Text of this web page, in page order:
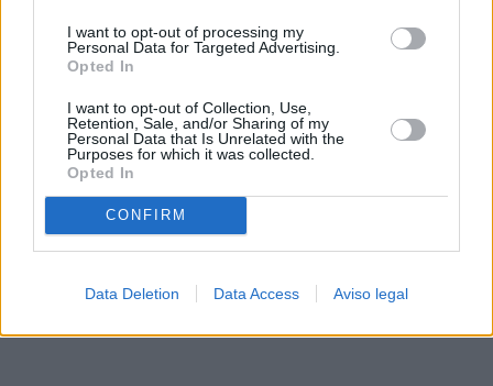
I want to opt-out of processing my
Personal Data for Targeted Advertising.
Opted In
I want to opt-out of Collection, Use,
Retention, Sale, and/or Sharing of my
Personal Data that Is Unrelated with the
Purposes for which it was collected.
Opted In
CONFIRM
Data Deletion Data Access Aviso legal